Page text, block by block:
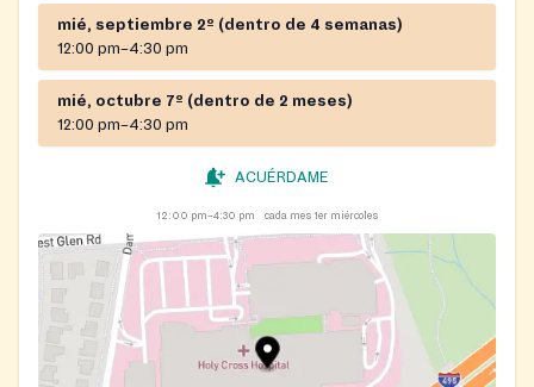
mié, septiembre 2º (dentro de 4 semanas)
12:00 pm–4:30 pm
mié, octubre 7º (dentro de 2 meses)
12:00 pm–4:30 pm
ACUÉRDAME
12:00 pm–4:30 pm cada mes 1er miércoles